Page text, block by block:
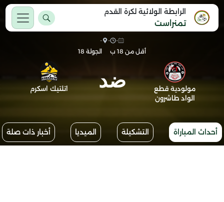
الرابطة الولائية لكرة القدم
تمنراست
-
-
-
أقل من 18 ب
الجولة 18
مولودية قطع
الواد طاشرون
ضد اتلتيك اسكرم
أحداث المباراة التشكيلة الميديا أخبار ذات صلة